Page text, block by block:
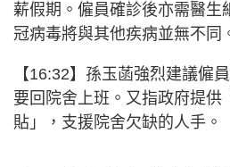
薪假期。僱員確診後亦需醫生
冠病毒將與其他疾病並無不同
【16:32】孫玉菡強烈建議僱
要回院舍上班。又指政府提供
貼」，支援院舍欠缺的人手。